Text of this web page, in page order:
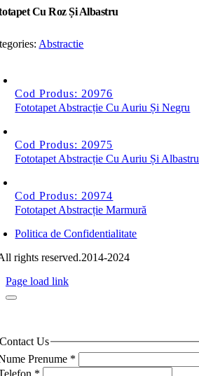
Cu Roz Și Albastru
Abstractie
Cod Produs: 20976
Fototapet Abstracție Cu Auriu Și Negru
Cod Produs: 20975
Fototapet Abstracție Cu Auriu Și Albastru
Cod Produs: 20974
Fototapet Abstracție Marmură
Politica de Confidentialitate
rights reserved.2014-2024
Page load link
Contact Us
Prenume *
*